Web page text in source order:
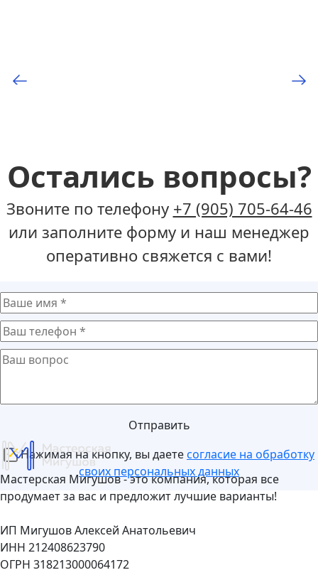
Остались вопросы?
Звоните по телефону +7 (905) 705-64-46
или заполните форму и наш менеджер
оперативно свяжется с вами!
Отправить
Нажимая на кнопку, вы даетесогласие на обработку
своих персональных данных
Мастерская Мигушов - это компания, которая все
продумает за вас и предложит лучшие варианты!
ИП Мигушов Алексей Анатольевич
ИНН 212408623790
ОГРН 318213000064172